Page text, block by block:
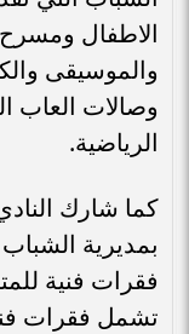
الاطفال
والموسيقى
وصالات العاب
الرياضية.
كما شارك
بمديرية
فقرات فنية
تشمل فقرات